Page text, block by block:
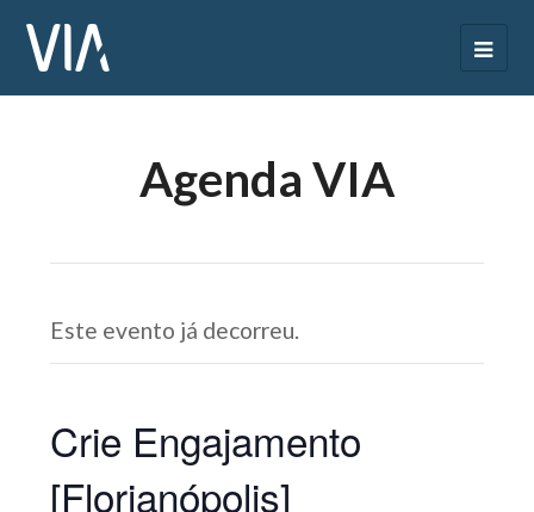
Agenda VIA
Este evento já decorreu.
Crie Engajamento
[Florianópolis]